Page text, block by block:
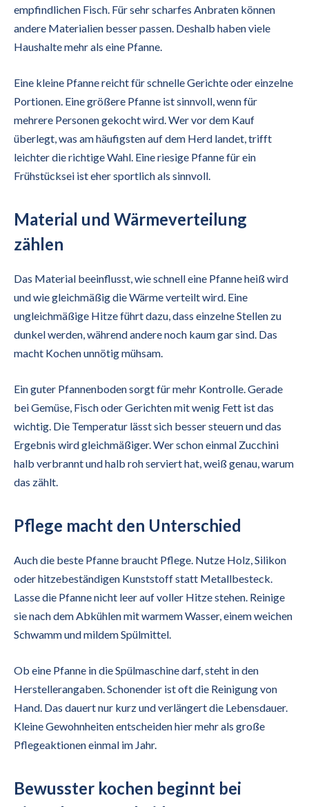
empfindlichen Fisch. Für sehr scharfes Anbraten können
andere Materialien besser passen. Deshalb haben viele
Haushalte mehr als eine Pfanne.
Eine kleine Pfanne reicht für schnelle Gerichte oder einzelne
Portionen. Eine größere Pfanne ist sinnvoll, wenn für
mehrere Personen gekocht wird. Wer vor dem Kauf
überlegt, was am häufigsten auf dem Herd landet, trifft
leichter die richtige Wahl. Eine riesige Pfanne für ein
Frühstücksei ist eher sportlich als sinnvoll.
Material und Wärmeverteilung
zählen
Das Material beeinflusst, wie schnell eine Pfanne heiß wird
und wie gleichmäßig die Wärme verteilt wird. Eine
ungleichmäßige Hitze führt dazu, dass einzelne Stellen zu
dunkel werden, während andere noch kaum gar sind. Das
macht Kochen unnötig mühsam.
Ein guter Pfannenboden sorgt für mehr Kontrolle. Gerade
bei Gemüse, Fisch oder Gerichten mit wenig Fett ist das
wichtig. Die Temperatur lässt sich besser steuern und das
Ergebnis wird gleichmäßiger. Wer schon einmal Zucchini
halb verbrannt und halb roh serviert hat, weiß genau, warum
das zählt.
Pflege macht den Unterschied
Auch die beste Pfanne braucht Pflege. Nutze Holz, Silikon
oder hitzebeständigen Kunststoff statt Metallbesteck.
Lasse die Pfanne nicht leer auf voller Hitze stehen. Reinige
sie nach dem Abkühlen mit warmem Wasser, einem weichen
Schwamm und mildem Spülmittel.
Ob eine Pfanne in die Spülmaschine darf, steht in den
Herstellerangaben. Schonender ist oft die Reinigung von
Hand. Das dauert nur kurz und verlängert die Lebensdauer.
Kleine Gewohnheiten entscheiden hier mehr als große
Pflegeaktionen einmal im Jahr.
Bewusster kochen beginnt bei